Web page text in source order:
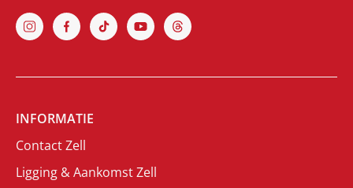
INFORMATIE
Contact Zell
Ligging & Aankomst Zell